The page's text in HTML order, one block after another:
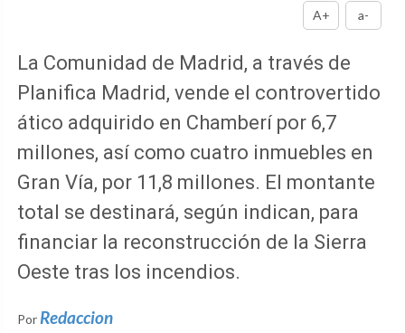
A+
a-
La Comunidad de Madrid, a través de
Planifica Madrid, vende el controvertido
ático adquirido en Chamberí por 6,7
millones, así como cuatro inmuebles en
Gran Vía, por 11,8 millones. El montante
total se destinará, según indican, para
financiar la reconstrucción de la Sierra
Oeste tras los incendios.
Por Redaccion